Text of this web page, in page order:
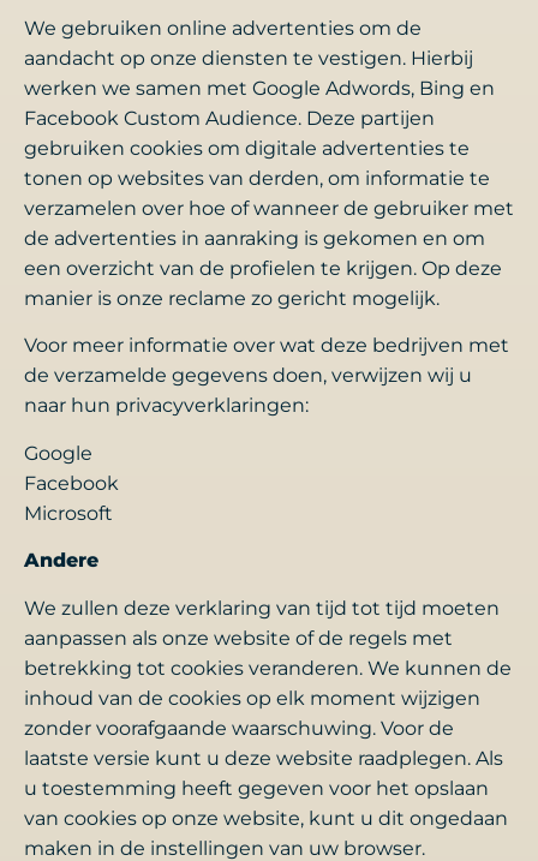
We gebruiken online advertenties om de
aandacht op onze diensten te vestigen. Hierbij
werken we samen met Google Adwords, Bing en
Facebook Custom Audience. Deze partijen
gebruiken cookies om digitale advertenties te
tonen op websites van derden, om informatie te
verzamelen over hoe of wanneer de gebruiker met
de advertenties in aanraking is gekomen en om
een overzicht van de profielen te krijgen. Op deze
manier is onze reclame zo gericht mogelijk.
Voor meer informatie over wat deze bedrijven met
de verzamelde gegevens doen, verwijzen wij u
naar hun privacyverklaringen:
Google
Facebook
Microsoft
Andere
We zullen deze verklaring van tijd tot tijd moeten
aanpassen als onze website of de regels met
betrekking tot cookies veranderen. We kunnen de
inhoud van de cookies op elk moment wijzigen
zonder voorafgaande waarschuwing. Voor de
laatste versie kunt u deze website raadplegen. Als
u toestemming heeft gegeven voor het opslaan
van cookies op onze website, kunt u dit ongedaan
maken in de instellingen van uw browser.